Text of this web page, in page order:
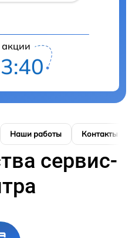
Наши работы Контакты
сервис-